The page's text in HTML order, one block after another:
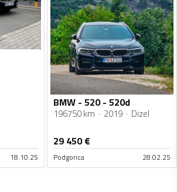
18.10.25
BMW - 520 - 520d
196750 km 2019 Dizel
29 450€
Podgorica 28.02.25